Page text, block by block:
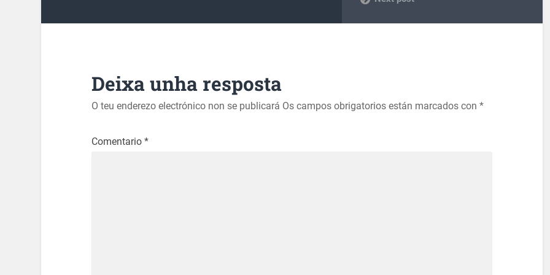
Deixa unha resposta
O teu enderezo electrónico non se publicará Os campos obrigatorios están marcados con *
Comentario *